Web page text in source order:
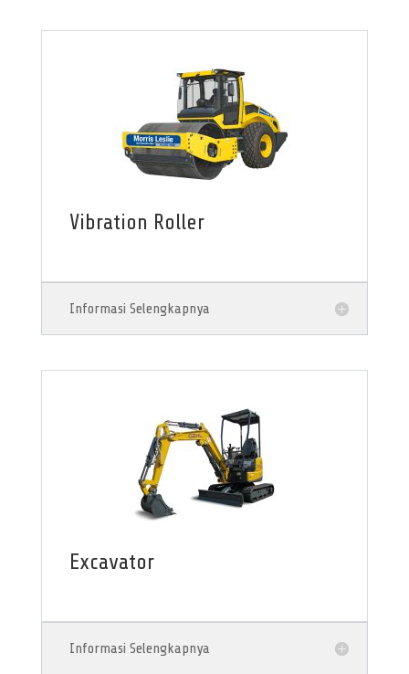
Vibration Roller
Informasi Selengkapnya
Excavator
Informasi Selengkapnya